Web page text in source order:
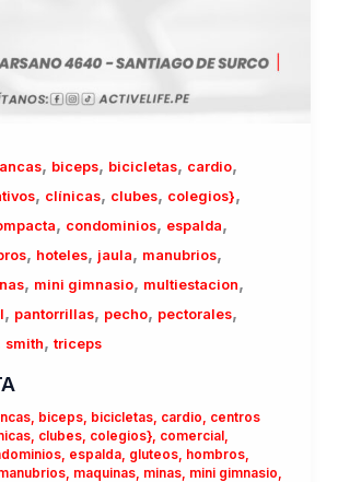
, biceps, bicicletas, cardio,
, clínicas, clubes, colegios},
, condominios, espalda,
, hoteles, jaula, manubrios,
, mini gimnasio, multiestacion,
, pantorrillas, pecho, pectorales,
smith, triceps
, biceps, bicicletas, cardio, centros
, clubes, colegios}, comercial ,
, espalda, gluteos, hombros,
, maquinas, minas, mini gimnasio,